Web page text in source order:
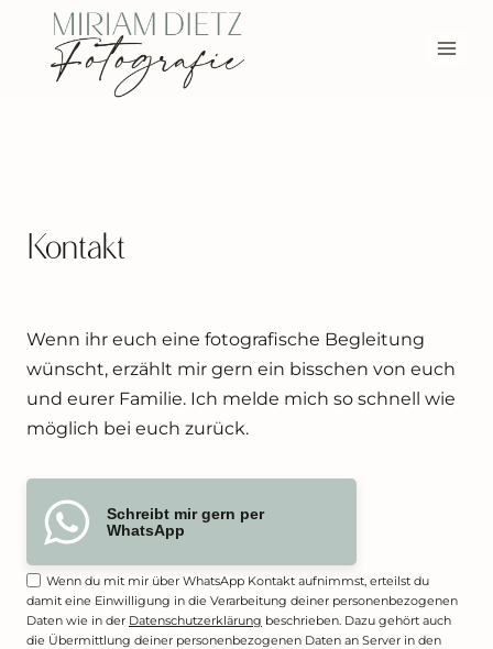
springen
Kontakt
Wenn ihr euch eine fotografische Begleitung
wünscht, erzählt mir gern ein bisschen von euch
und eurer Familie. Ich melde mich so schnell wie
möglich bei euch zurück.
Schreibt mir gern per
WhatsApp
Wenn du mit mir über WhatsApp Kontakt aufnimmst, erteilst du
damit eine Einwilligung in die Verarbeitung deiner personenbezogenen
Daten wie in der Datenschutzerklärung beschrieben. Dazu gehört auch
die Übermittlung deiner personenbezogenen Daten an Server in den